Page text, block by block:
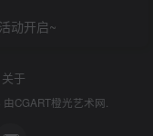
动开启~
关于
· 由CGART橙光艺术网.